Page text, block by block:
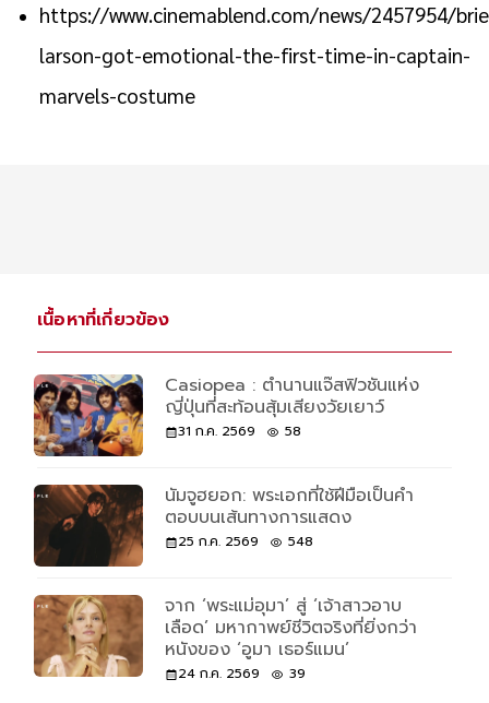
https://www.cinemablend.com/news/2457954/
larson-got-emotional-the-first-time-in-captain-
marvels-costume
เนื้อหาที่เกี่ยวข้อง
Casiopea : ตำนานแจ๊สฟิวชันแห่ง
ญี่ปุ่นที่สะท้อนสุ้มเสียงวัยเยาว์
31 ก.ค. 2569 58
นัมจูฮยอก: พระเอกที่ใช้ฝีมือเป็นคำ
ตอบบนเส้นทางการแสดง
25 ก.ค. 2569 548
จาก ‘พระแม่อุมา’ สู่ ‘เจ้าสาวอาบ
เลือด’ มหากาพย์ชีวิตจริงที่ยิ่งกว่า
หนังของ ‘อูมา เธอร์แมน’
24 ก.ค. 2569 39